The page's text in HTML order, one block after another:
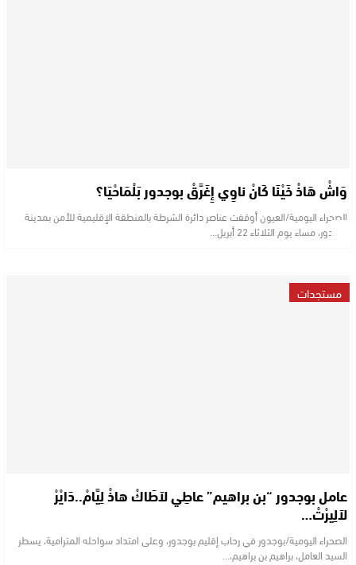
وَاشْ هَاذْ خَيْنَا كَانْ ناوِي إِغَرَّقْ بوجدور بَلْمَاحْيَا؟
الصحراء اليومية/العيون أوقفت عناصر دائرة الشرطة بالمنطقة الإقليمية للأمن بمدينة
بوجدور، مساء يوم الثلاثاء 22 أبريل…
مستجدات
عامل بوجدور “بن براهيم” عاطِي لاَطَاكْ هاذْ لِيَّامْ..دَايْرْ
لاَلِيرْتْ…
الصحراء اليومية/بوجدور في رحاب إقليم بوجدور، وعلى امتداد سواحله المترامية، يسطر
السيد العامل، براهيم بن براهيم،…